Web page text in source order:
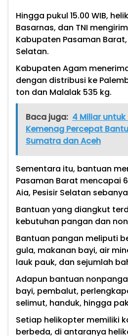
Hingga pukul 15.00 WIB,
Basarnas, dan TNI
Kabupaten Pasaman
Selatan.
Kabupaten Agam
dengan distribusi ke
ton dan Malalak 535 kg.
Baca juga: 4 Miliar
Kemenag Percepat
Sumatra dan Aceh
Sementara itu, bantuan
Pasaman Barat mencapai
Aia, Pesisir Selatan
Bantuan yang diangkut
kebutuhan pangan dan
Bantuan pangan meliputi
gula, makanan bayi, air
lauk pauk, dan sejumlah
Adapun bantuan
bayi, pembalut,
selimut, handuk, hingga
Setiap helikopter memiliki
berbeda, di antaranya